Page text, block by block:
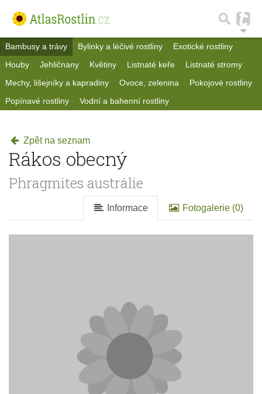
Bambusy a trávy Bylinky a léčivé rostliny
Exotické rostliny
Houby
Jehličnany Květiny Listnaté keře
Listnaté stromy
Mechy, lišejníky a kapradiny
Ovoce, zelenina
Pokojové rostliny
Popínavé rostliny
Vodní a bahenní rostliny
Zpět na seznam
Rákos obecný
Phragmites austrálie
Informace Fotogalerie (0)